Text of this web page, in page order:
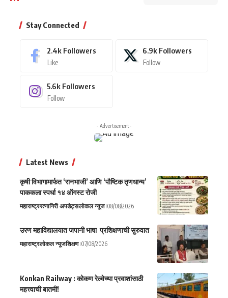
Stay Connected
2.4k Followers
Like
6.9k Followers
Follow
5.6k Followers
Follow
- Advertisement -
Latest News
कृषी विभागामार्फत ‘रानभाजी’ आणि ‘पौष्टिक तृणधान्य’
पाककला स्पर्धा १४ ऑगस्ट रोजी
महाराष्ट्ररत्नागिरी अपडेट्सलोकल न्यूज 08/08/2026
उरण महाविद्यालयात जपानी भाषा प्रशिक्षणाची सुरुवात
महाराष्ट्रलोकल न्यूजशिक्षण 07/08/2026
Konkan Railway : कोकण रेल्वेच्या प्रवाशांसाठी
महत्त्वाची बातमी!